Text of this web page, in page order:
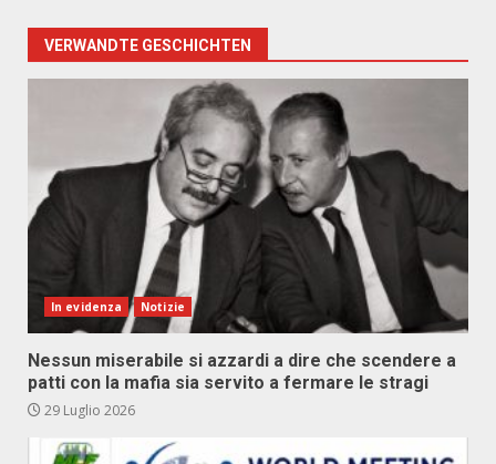
VERWANDTE GESCHICHTEN
In evidenza Notizie
Nessun miserabile si azzardi a dire che scendere a
patti con la mafia sia servito a fermare le stragi
29 Luglio 2026